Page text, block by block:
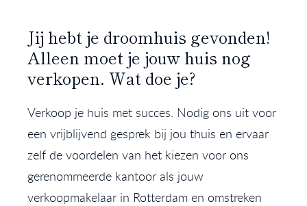
Jij hebt je droomhuis gevonden!
Alleen moet je jouw huis nog
verkopen. Wat doe je?
Verkoop je huis met succes. Nodig ons uit voor
een vrijblijvend gesprek bij jou thuis en ervaar
zelf de voordelen van het kiezen voor ons
gerenommeerde kantoor als jouw
verkoopmakelaar in Rotterdam en omstreken